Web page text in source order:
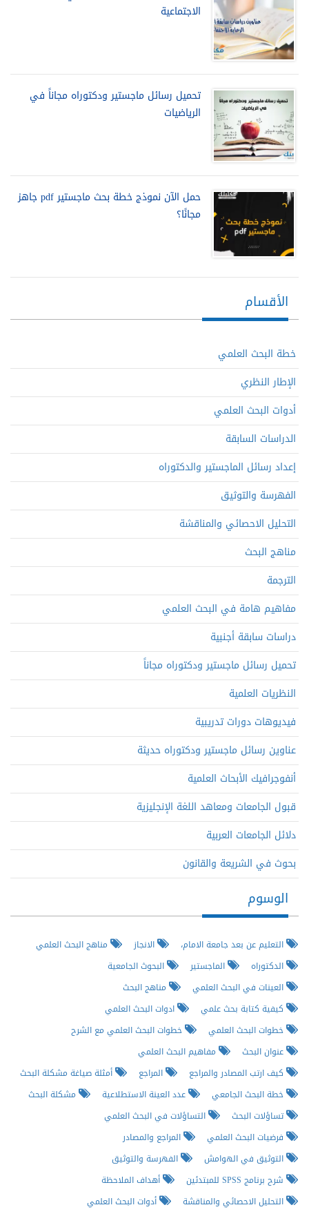
الاجتماعية
تحميل رسائل ماجستير ودكتوراه مجاناً في
الرياضيات
حمل الآن نموذج خطة بحث ماجستير pdf جاهز
مجانًا؟
الأقسام
خطة البحث العلمي
الإطار النظري
أدوات البحث العلمي
الدراسات السابقة
إعداد رسائل الماجستير والدكتوراه
الفهرسة والتوثيق
التحليل الاحصائي والمناقشة
مناهج البحث
الترجمة
مفاهيم هامة في البحث العلمي
دراسات سابقة أجنبية
تحميل رسائل ماجستير ودكتوراه مجاناً
النظريات العلمية
فيديوهات دورات تدريبية
عناوين رسائل ماجستير ودكتوراه حديثة
أنفوجرافيك الأبحاث العلمية
قبول الجامعات ومعاهد اللغة الإنجليزية
دلائل الجامعات العربية
بحوث في الشريعة والقانون
الوسوم
التعليم عن بعد جامعة الامام، الانجاز
مناهج البحث العلمي
الدكتوراه
الماجستير
البحوث الجامعية
العينات في البحث العلمي
مناهج البحث
كيفية كتابة بحث علمي
ادوات البحث العلمي
خطوات البحث العلمي
خطوات البحث العلمي مع الشرح
عنوان البحث
مفاهيم البحث العلمي
كيف ارتب المصادر والمراجع
المراجع
أمثلة صياغة مشكلة البحث
خطة البحث الجامعي
عدد العينة الاستطلاعية
مشكلة البحث
تساؤلات البحث
التساؤلات في البحث العلمي
فرضيات البحث العلمي
المراجع والمصادر
التوثيق في الهوامش
الفهرسة والتوثيق
شرح برنامج SPSS للمبتدئين
أهداف الملاحظة
التحليل الاحصائي والمناقشة
أدوات البحث العلمي